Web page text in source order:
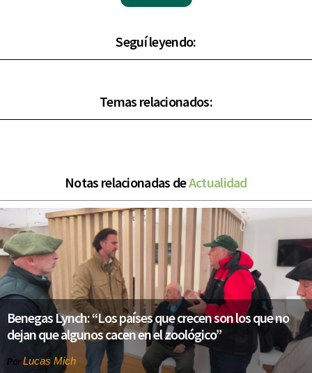
Seguí leyendo:
Temas relacionados:
Notas relacionadas deActualidad
Benegas Lynch: “Los países que crecen son los que no
dejan que algunos cacen en el zoológico”
Por Lucas Mich